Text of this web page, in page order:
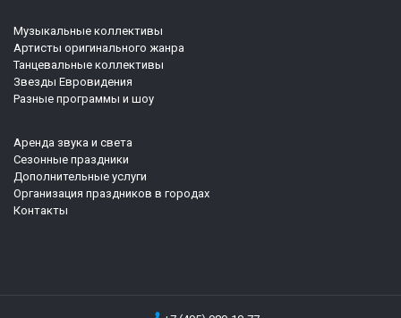
Музыкальные коллективы
Артисты оригинального жанра
Танцевальные коллективы
Звезды Евровидения
Разные программы и шоу
Аренда звука и света
Сезонные праздники
Дополнительные услуги
Организация праздников в городах
Контакты